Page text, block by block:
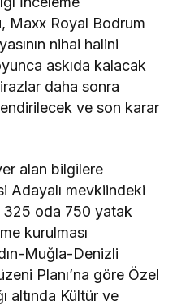
Maxx Royal Bodrum
nihai halini
askıda kalacak
daha sonra
ve son karar
alan bilgilere
Adayalı mevkiindeki
325 oda 750 yatak
kurulması
Muğla-Denizli
Planı’na göre Özel
altında Kültür ve